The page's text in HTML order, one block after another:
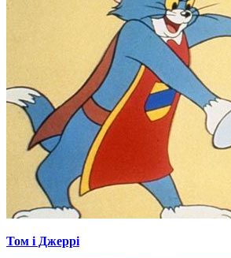
Том і Джеррі